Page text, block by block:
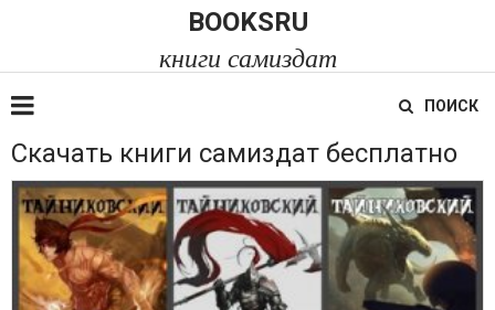
BOOKSRU
книги самиздат
ПОИСК
Скачать книги самиздат бесплатно